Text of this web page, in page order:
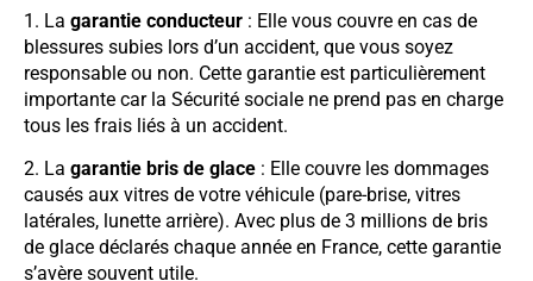
1. La garantie conducteur : Elle vous couvre en cas de
blessures subies lors d’un accident, que vous soyez
responsable ou non. Cette garantie est particulièrement
importante car la Sécurité sociale ne prend pas en charge
tous les frais liés à un accident.
2. La garantie bris de glace : Elle couvre les dommages
causés aux vitres de votre véhicule (pare-brise, vitres
latérales, lunette arrière). Avec plus de 3 millions de bris
de glace déclarés chaque année en France, cette garantie
s’avère souvent utile.